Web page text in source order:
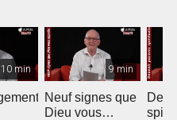
10 min 9 min
Neuf signes que
Dieu vous